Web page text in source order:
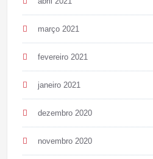
março 2021
fevereiro 2021
janeiro 2021
dezembro 2020
novembro 2020